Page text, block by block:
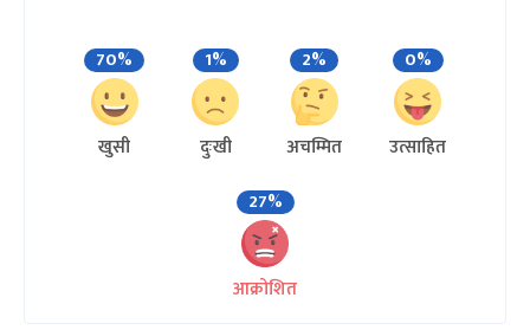
70%
खुसी
1%
दुःखी
2%
अचम्मित
0%
उत्साहित
27%
आक्रोशित